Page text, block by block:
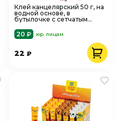
Клей канцелярский 50 г, на
водной основе, в
бутылочке с сетчатым
404001
20 ₽ юр. лицам
22₽